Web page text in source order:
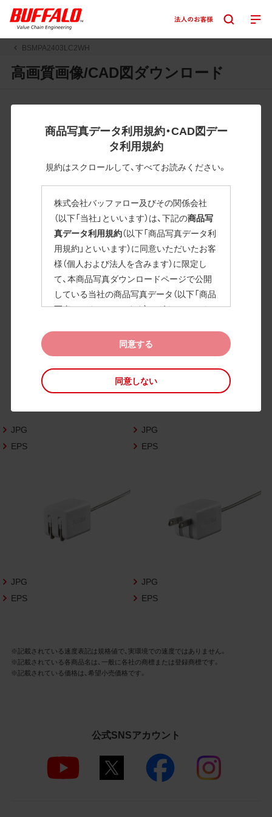
BSMPA2403LC2WH
高画質画像/CAD図ダウンロード
商品写真データ利用規約・CAD図デー
タ利用規約
規約はスクロールして、すべてお読みください。
株式会社バッファロー及びその関係会社
（以下「当社」といいます）は、下記の商品写
真データ利用規約（以下「商品写真データ利
用規約」といいます）に同意いただいたお客
様（個人および法人を含みます）に限定し
て、本商品写真ダウンロードページで公開
している当社の商品写真データ（以下「商品
写真データ」といいます）のダウンロードお
また、当社は、下記のCAD図データ利用規約
（以下「CAD図データ利用規約」といいます）
に同意いただいたお客様に限定して、本CA
D図ダウンロードページで公開している当
いいます）の利用を許諾いたします。
お客様が「同意する」ボタンをクリックされ
た場合、商品写真データ利用規約及びCAD
なお、商品写真データ利用規約及びCAD図
データ利用規約の記載事項は予告なく変更
されることがあります。各データをダウン
ロードする際には最新の規約をご確認くだ
商品写真データ利用規約
2.利用許諾
の報道・解説に利用する場合に限り商品写
ます。当社からの個別の同意を得た場合を
除き、上記の目的、利用方法以外に商品写真
同意する
同意しない
すと圧縮ファイルのダウンロードが始まります。
JPEG・EPSファイルにはパスが設定されています。画像編集
の際に便利です。PNG画像は原則として背景を透過したもの
を提供しています。
掲載データ「JPEG、PNG : 低解像度(RGBカラー)」 「EPS : 高
解像度(CMYKカラー)」
BSMPA2403LC2WH
高画質画像
JPG
EPS
JPG
EPS
JPG
EPS
JPG
EPS
※記載されている速度表記は規格値で、実環境での速度ではありません。
※記載されている各商品名は、一般に各社の商標または登録商標です。
※記載されている価格は、希望小売価格です。
公式SNSアカウント